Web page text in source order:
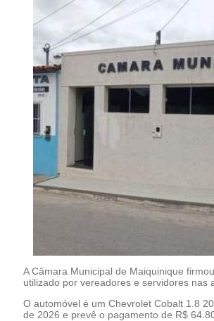
A Câmara Municipal de Maiquinique
utilizado por vereadores e servidores nas
O automóvel é um Chevrolet Cobalt 1.8
de 2026 e prevê o pagamento de R$